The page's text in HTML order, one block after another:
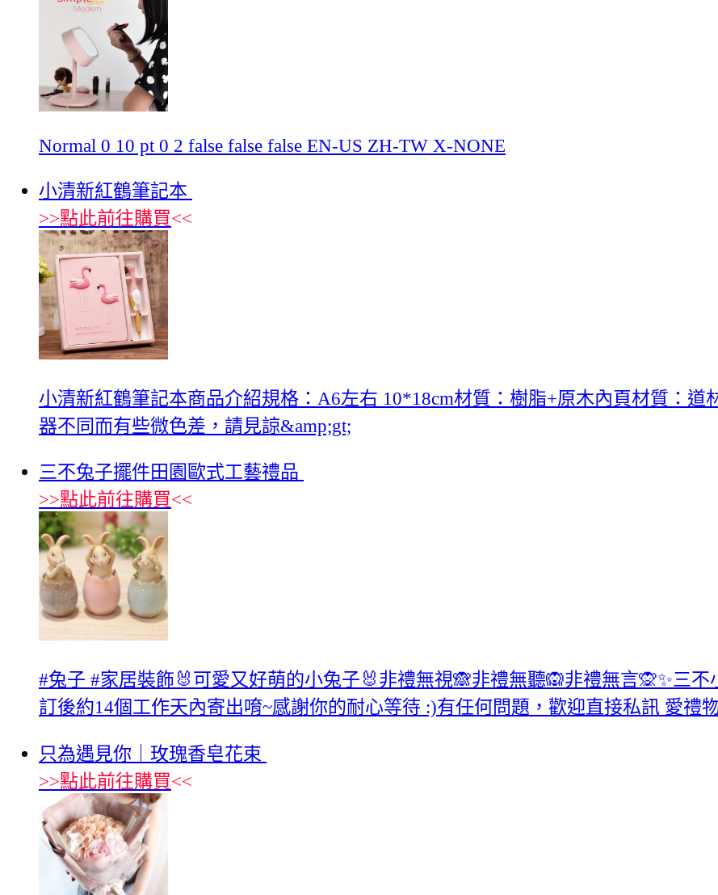
Normal 0 10 pt 0 2 false false false EN-US ZH-TW X-NONE
小清新紅鶴筆記本
>>點此前往購買<<
小清新紅鶴筆記本商品介紹規格：A6左右 10*18cm材質：樹脂+原木內頁材質：道
器不同而有些微色差，請見諒&amp;gt;
三不兔子擺件田園歐式工藝禮品
>>點此前往購買<<
#兔子 #家居裝飾🐰可愛又好萌的小兔子🐰非禮無視🙈非禮無聽🙉非禮無言🙊✨三
訂後約14個工作天內寄出唷~感謝你的耐心等待 :)有任何問題，歡迎直接私訊 愛禮
只為遇見你｜玫瑰香皂花束
>>點此前往購買<<